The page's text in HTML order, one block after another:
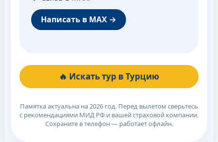
Написать в MAX →
🔥 Искать тур в Турцию
Памятка актуальна на 2026 год. Перед вылетом сверьтесь
с рекомендациями МИД РФ и вашей страховой компании.
Сохраните в телефон — работает офлайн.